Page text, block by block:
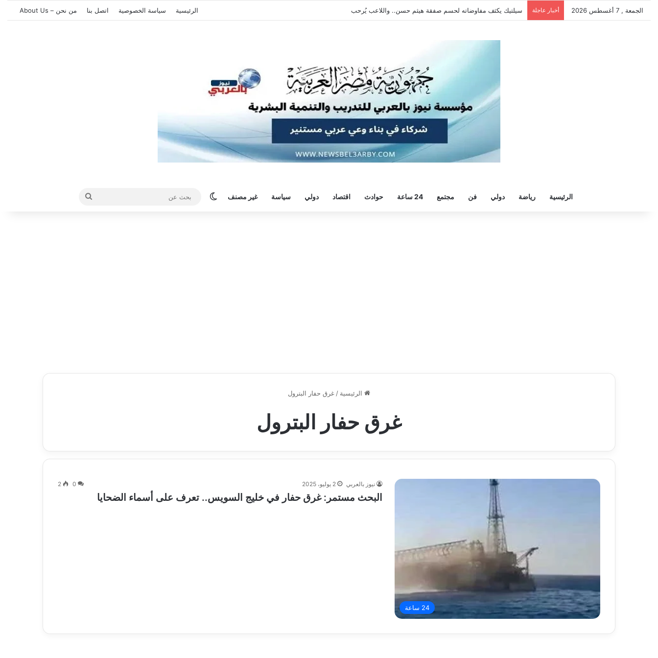
الجمعة , 7 أغسطس 2026 أخبار عاجلة سيلتيك يكثف مفاوضاته لحسم صفقة هيثم حسن.. واللاعب يُرحب الرئيسية سياسة الخصوصية اتصل بنا من نحن – About Us
الرئيسية رياضة دولي فن مجتمع 24 ساعة حوادث اقتصاد دولي سياسة غير مصنف الوضع المظلم
بحث
الرئيسية / غرق حفار البترول
غرق حفار البترول
24 ساعة
نيوز بالعربي 2 يوليو، 2025 0
2
البحث مستمر: غرق حفار في خليج السويس.. تعرف على أسماء الضحايا